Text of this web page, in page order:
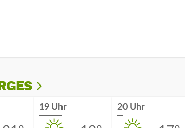
19 Uhr 20 Uhr